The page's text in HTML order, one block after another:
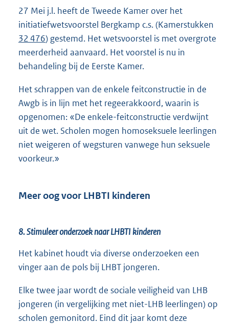
27 Mei j.l. heeft de Tweede Kamer over het
initiatiefwetsvoorstel Bergkamp c.s. (Kamerstukken
32 476) gestemd. Het wetsvoorstel is met overgrote
meerderheid aanvaard. Het voorstel is nu in
behandeling bij de Eerste Kamer.
Het schrappen van de enkele feitconstructie in de
Awgb is in lijn met het regeerakkoord, waarin is
opgenomen: «De enkele-feitconstructie verdwijnt
uit de wet. Scholen mogen homoseksuele leerlingen
niet weigeren of wegsturen vanwege hun seksuele
voorkeur.»
Meer oog voor LHBTI kinderen
8. Stimuleer onderzoek naar LHBTI kinderen
Het kabinet houdt via diverse onderzoeken een
vinger aan de pols bij LHBT jongeren.
Elke twee jaar wordt de sociale veiligheid van LHB
jongeren (in vergelijking met niet-LHB leerlingen) op
scholen gemonitord. Eind dit jaar komt deze